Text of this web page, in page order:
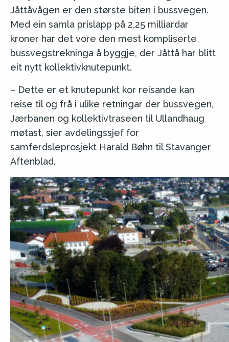
Jåttåvågen er den største biten i bussvegen.
Med ein samla prislapp på 2,25 milliardar
kroner har det vore den mest kompliserte
bussvegstrekninga å byggje, der Jåttå har blitt
eit nytt kollektivknutepunkt.
– Dette er et knutepunkt kor reisande kan
reise til og frå i ulike retningar der bussvegen,
Jærbanen og kollektivtraseen til Ullandhaug
møtast, sier avdelingssjef for
samferdsleprosjekt Harald Bøhn til Stavanger
Aftenblad.